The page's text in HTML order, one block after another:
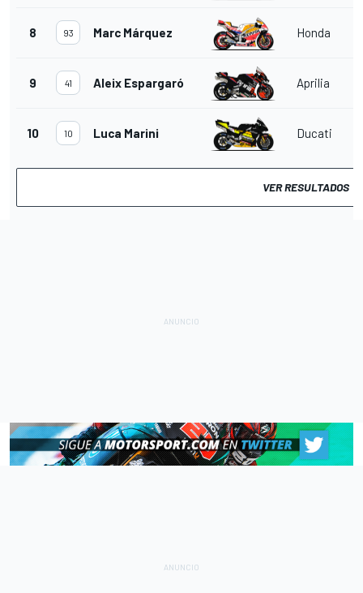
8 93 Marc Márquez Honda
9 41 Aleix Espargaró Aprilia
10 10 Luca Marini Ducati
VER RESULTADOS